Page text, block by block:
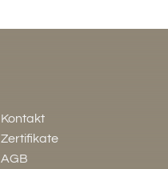
Kontakt
Zertifikate
AGB